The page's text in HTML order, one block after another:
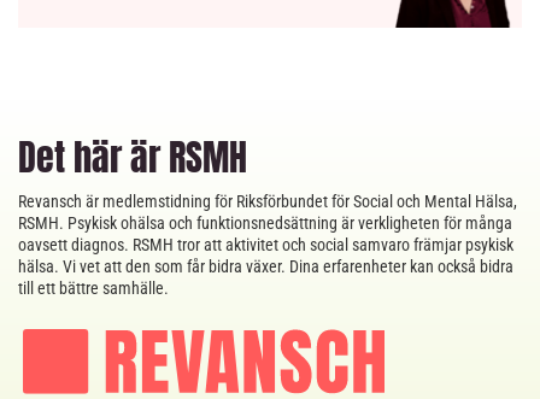
Det här är RSMH
Revansch är medlemstidning för Riksförbundet för Social och Mental Hälsa,
RSMH. Psykisk ohälsa och funktionsnedsättning är verkligheten för många
oavsett diagnos. RSMH tror att aktivitet och social samvaro främjar psykisk
hälsa. Vi vet att den som får bidra växer. Dina erfarenheter kan också bidra
till ett bättre samhälle.